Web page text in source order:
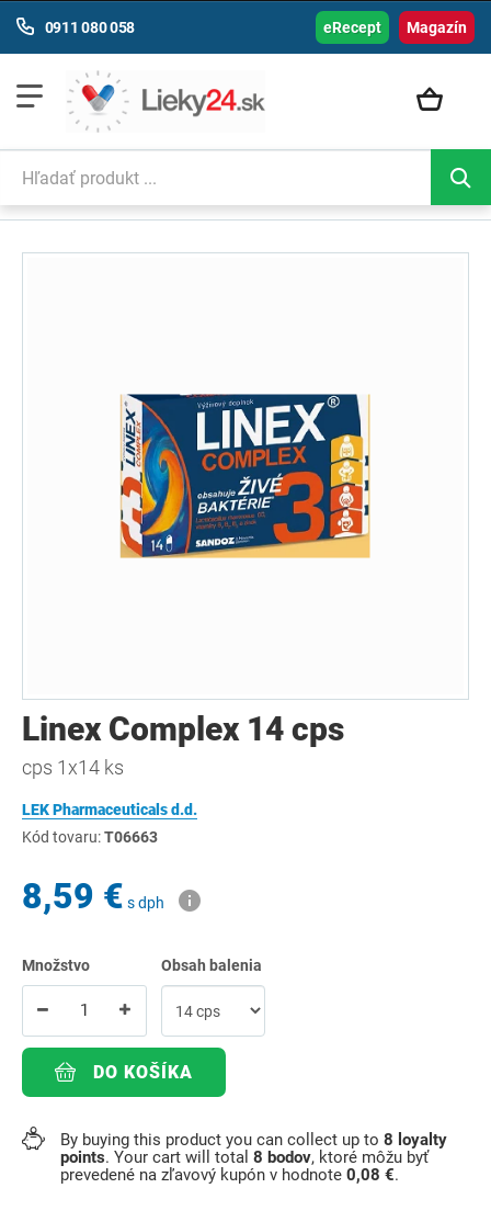
Magazín
0911 080 058 eRecept
Linex Complex 14 cps
cps 1x14 ks
LEK Pharmaceuticals d.d.
Kód tovaru:T06663
8,59 € s dph
Množstvo Obsah balenia
DO KOŠÍKA
By buying this product you can collect up to 8 loyalty
points. Your cart will total 8 bodov, ktoré môžu byť
prevedené na zľavový kupón v hodnote 0,08 €.